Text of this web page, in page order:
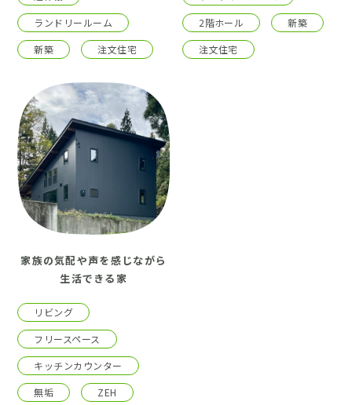
ランドリールーム
新築
注文住宅
2階ホール
新築
注文住宅
家族の気配や声を感じながら
生活できる家
リビング
フリースペース
キッチンカウンター
無垢
ZEH